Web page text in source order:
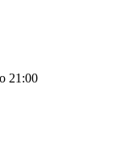
21:00